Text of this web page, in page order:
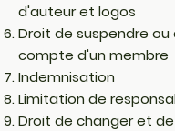
d'auteur et logos
Droit de suspendre ou
compte d'un membre
Indemnisation
Limitation de
Droit de changer et